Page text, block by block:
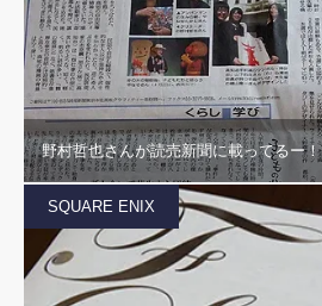
野村哲也さんが読売新聞に載ってるー！
SQUARE ENIX